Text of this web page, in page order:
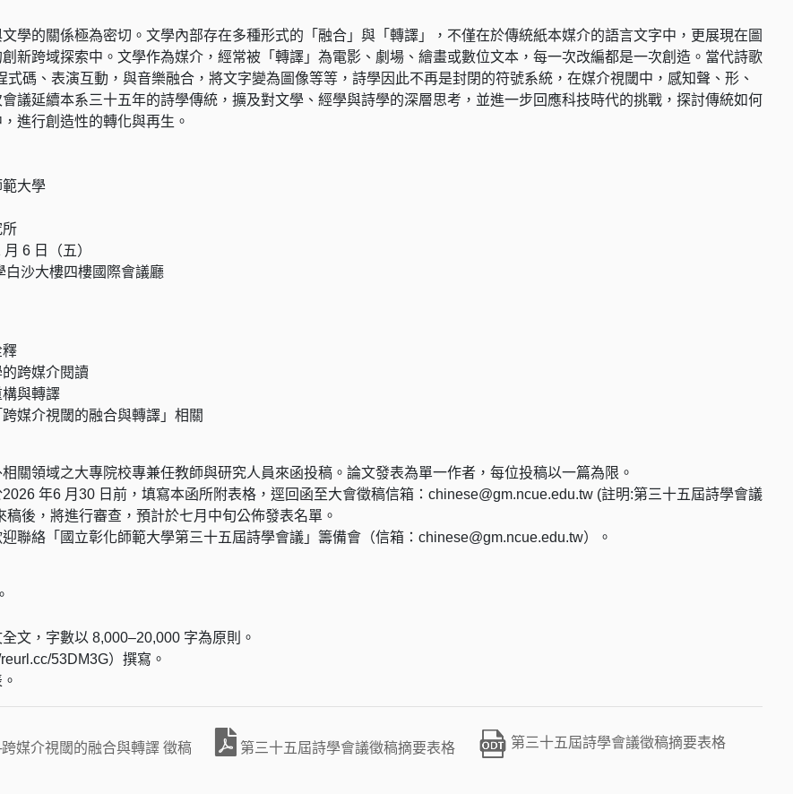
文學的關係極為密切。文學內部存在多種形式的「融合」與「轉譯」，不僅在於傳統紙本媒介的語言文字中，更展現在圖
新跨域探索中。文學作為媒介，經常被「轉譯」為電影、劇場、繪畫或數位文本，每一次改編都是一次創造。當代詩歌
碼、表演互動，與音樂融合，將文字變為圖像等等，詩學因此不再是封閉的符號系統，在媒介視閾中，感知聲、形、
議延續本系三十五年的詩學傳統，擴及對文學、經學與詩學的深層思考，並進一步回應科技時代的挑戰，探討傳統如何
進行創造性的轉化與再生。
範大學
6 日（五）
白沙大樓四樓國際會議廳
釋
的跨媒介閱讀
構與轉譯
媒介視閾的融合與轉譯」相關
相關領域之大專院校專兼任教師與研究人員來函投稿。論文發表為單一作者，每位投稿以一篇為限。
2026 年6 月30 日前，填寫本函所附表格，逕回函至大會徵稿信箱：chinese@gm.ncue.edu.tw (註明:第三十五屆詩學會議
後，將進行審查，預計於七月中旬公佈發表名單。
迎聯絡「國立彰化師範大學第三十五屆詩學會議」籌備會（信箱：chinese@gm.ncue.edu.tw）。
文，字數以 8,000–20,000 字為原則。
53DM3G）撰寫。
媒介視閾的融合與轉譯 徵稿 第三十五屆詩學會議徵稿摘要表格 第三十五屆詩學會議徵稿摘要表格